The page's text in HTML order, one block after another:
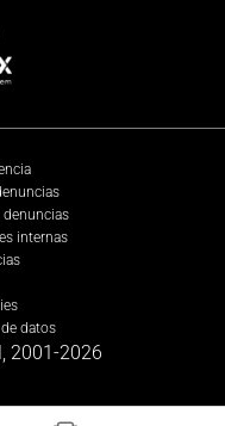
denuncias
internas
datos
2001-2026